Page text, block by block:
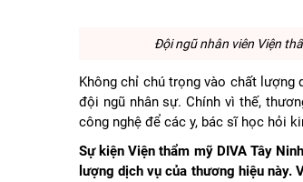
Đội ngũ nhân viên Viện
Không chỉ chú trọng vào chất lượng
đội ngũ nhân sự. Chính vì thế,
công nghệ để các y, bác sĩ học hỏi
Sự kiện Viện thẩm mỹ DIVA Tây
lượng dịch vụ của thương hiệu này.